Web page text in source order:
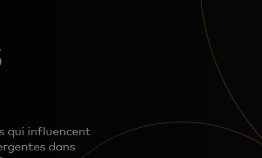
qui influencent
dans